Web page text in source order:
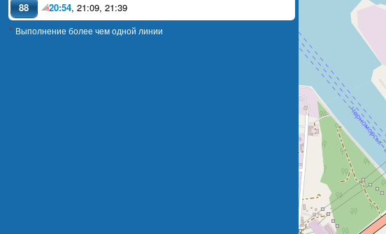
88 20:54, 21:09, 21:39
*Выполнение более чем одной линии